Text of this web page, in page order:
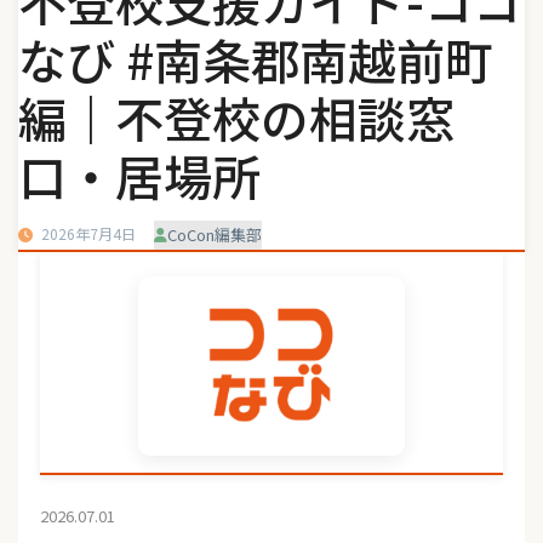
なび #南条郡南越前町
編｜不登校の相談窓
口・居場所
2026年7月4日 CoCon編集部
2026.07.01